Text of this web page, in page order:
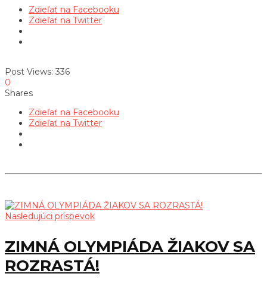
Zdieľať na Facebooku
Zdieľať na Twitter
Post Views: 336
0
Shares
Zdieľať na Facebooku
Zdieľať na Twitter
Nasledujúci príspevok
ZIMNÁ OLYMPIÁDA ŽIAKOV SA
ROZRASTÁ!